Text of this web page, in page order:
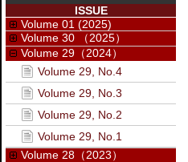
ISSUE
Volume 01 (2025)
Volume 30 （2025）
Volume 29（2024）
Volume 29, No.4
Volume 29, No.3
Volume 29, No.2
Volume 29, No.1
Volume 28（2023）